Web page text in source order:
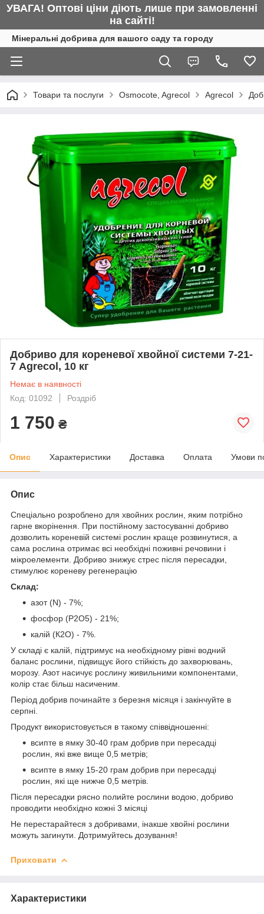
УВАГА! Оптові ціни діють лише при замовленні
на сайті!
Мінеральні добрива для вашого саду та городу
Товари та послуги Osmocote, Agrecol Agrecol
Добриво для кореневої хвойної системи 7-21-
7 Agrecol, 10 кг
Немає в наявності
Код: 01092
Роздріб
1 750 ₴
Опис Характеристики Доставка Оплата Умови
Опис
Спеціально розроблено для хвойних рослин, яким потрібно
гарне вкорінення. При постійному застосуванні добриво
дозволить кореневій системі рослин краще розвинутися, а
сама рослина отримає всі необхідні поживні речовини і
мікроелементи. Добриво знижує стрес після пересадки,
стимулює кореневу регенерацію
Склад:
азот (N) - 7%;
фосфор (P2O5) - 21%;
калій (К2О) - 7%.
У складі є калій, підтримує на необхідному рівні водний
баланс рослини, підвищує його стійкість до захворювань,
морозу. Азот насичує рослину живильними компонентами,
колір стає більш насиченим.
Період добрив починайте з березня місяця і закінчуйте в
серпні.
Продукт використовується в такому співвідношенні:
всипте в ямку 30-40 грам добрив при пересадці
рослин, які вже вище 0,5 метрів;
всипте в ямку 15-20 грам добрив при пересадці
рослин, які ще нижче 0,5 метрів.
Після пересадки рясно полийте рослини водою, добриво
проводити необхідно кожні 3 місяці
Не перестарайтеся з добривами, інакше хвойні рослини
можуть загинути. Дотримуйтесь дозування!
Приховати
Характеристики